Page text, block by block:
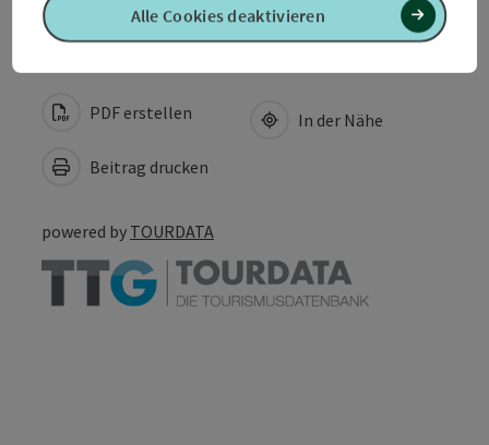
PDF erstellen
Beitrag drucken
In der Nähe
powered by TOURDATA
Alle Cookies deaktivieren